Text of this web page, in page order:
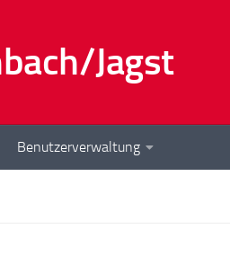
Jagst
Benutzerverwaltung